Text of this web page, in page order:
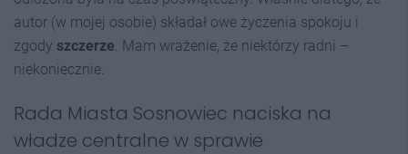
autor (w mojej osobie) składał owe życzenia spokoju i
zgody szczerze. Mam wrażenie, że niektórzy radni –
niekoniecznie.
Rada Miasta Sosnowiec naciska na
władze centralne w sprawie